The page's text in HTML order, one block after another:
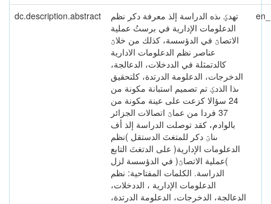
dc.description.abstract
تهدؼ ىذه الدراسة إلذ معرفة دكر نظم
الدعلومات الإدارية في برستُ عملية
الاتصاؿ في الدؤسسة، كذلك من خلاؿ
عناصر نظم الدعلومات الادارية
كالدتمثلة في الددخلات، الدعالجة،
الدخرجات، الدعلومة الدرتدة، كلتحقيق
ىذا الذدؼ تم تصميم استبانة مكونة من
24 سؤالا كزعت على عينة مكونة من
37 فردا من عماؿ اتصالات الجزائر
بالوادم، كقد توصلت الدراسة إلذ أف
ىناؾ دكر للمتغتَ الدستقل )نظم
الدعلومات الإدارية( على الدتغتَ التابع
)عملية الاتصاؿ( في الدؤسسة لزل
الدراسة. الكلمات المفتاحية: نظم
الدعلومات الإدارية ، الددخلات،
الدعالجة، الدخرجات، الدعلومة الدرتدة،